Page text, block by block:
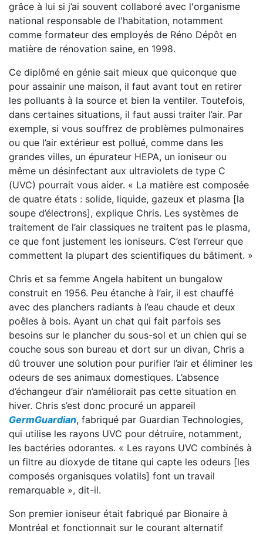
grâce à lui si j’ai souvent collaboré avec l'organisme
national responsable de l'habitation, notamment
comme formateur des employés de Réno Dépôt en
matière de rénovation saine, en 1998.
Ce diplômé en génie sait mieux que quiconque que
pour assainir une maison, il faut avant tout en retirer
les polluants à la source et bien la ventiler. Toutefois,
dans certaines situations, il faut aussi traiter l’air. Par
exemple, si vous souffrez de problèmes pulmonaires
ou que l’air extérieur est pollué, comme dans les
grandes villes, un épurateur HEPA, un ioniseur ou
même un désinfectant aux ultraviolets de type C
(UVC) pourrait vous aider. « La matière est composée
de quatre états : solide, liquide, gazeux et plasma [la
soupe d’électrons], explique Chris. Les systèmes de
traitement de l’air classiques ne traitent pas le plasma,
ce que font justement les ioniseurs. C’est l’erreur que
commettent la plupart des scientifiques du bâtiment. »
Chris et sa femme Angela habitent un bungalow
construit en 1956. Peu étanche à l’air, il est chauffé
avec des planchers radiants à l’eau chaude et deux
poêles à bois. Ayant un chat qui fait parfois ses
besoins sur le plancher du sous-sol et un chien qui se
couche sous son bureau et dort sur un divan, Chris a
dû trouver une solution pour purifier l’air et éliminer les
odeurs de ses animaux domestiques. L’absence
d’échangeur d’air n’améliorait pas cette situation en
hiver. Chris s’est donc procuré un appareil
GermGuardian, fabriqué par Guardian Technologies,
qui utilise les rayons UVC pour détruire, notamment,
les bactéries odorantes. « Les rayons UVC combinés à
un filtre au dioxyde de titane qui capte les odeurs [les
composés organisques volatils] font un travail
remarquable », dit-il.
Son premier ioniseur était fabriqué par Bionaire à
Montréal et fonctionnait sur le courant alternatif